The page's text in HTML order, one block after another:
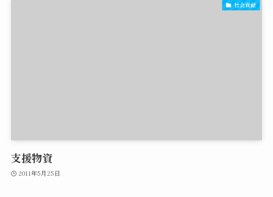
社会貢献
支援物資
2011年5月25日